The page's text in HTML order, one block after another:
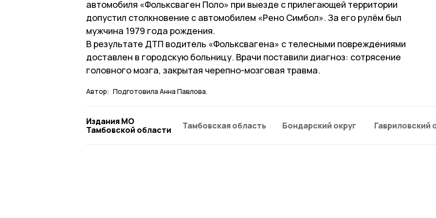
автомобиля «Фольксваген Поло» при выезде с прилегающей территории
допустил столкновение с автомобилем «Рено Симбол». За его рулём был
мужчина 1979 года рождения.
В результате ДТП водитель «Фольксвагена» с телесными повреждениями
доставлен в городскую больницу. Врачи поставили диагноз: сотрясение
головного мозга, закрытая черепно-мозговая травма.
Автор: Подготовила Анна Павлова.
Издания МО
Тамбовской области
Тамбовская область Бондарский округ Гавриловский